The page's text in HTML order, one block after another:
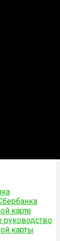
карте
руководство
карты